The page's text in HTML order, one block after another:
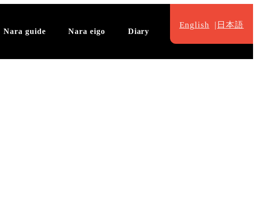
Nara guide Nara eigo Diary
English 日本語